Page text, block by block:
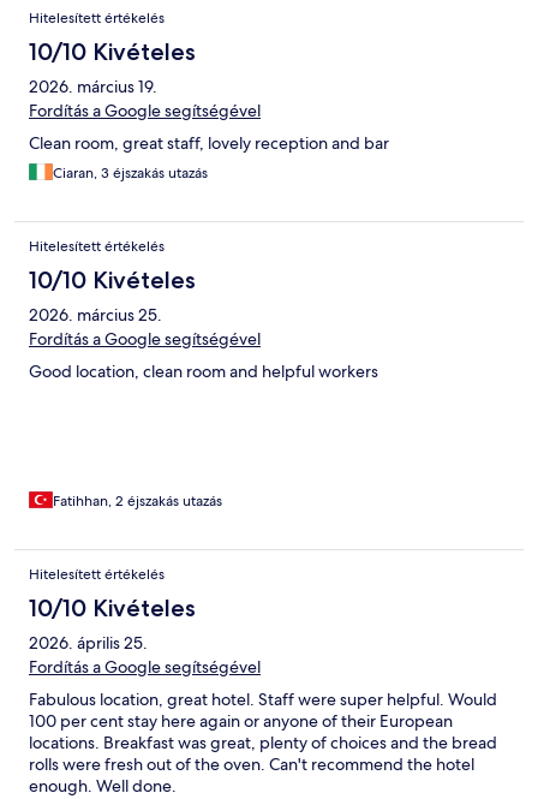
Hitelesített értékelés
10/10 Kivételes
2026. március 19.
Fordítás a Google segítségével
Clean room, great staff, lovely reception and bar
Ciaran, 3 éjszakás utazás
Hitelesített értékelés
10/10 Kivételes
2026. március 25.
Fordítás a Google segítségével
Good location, clean room and helpful workers
Fatihhan, 2 éjszakás utazás
Hitelesített értékelés
10/10 Kivételes
2026. április 25.
Fordítás a Google segítségével
Fabulous location, great hotel. Staff were super helpful. Would
100 per cent stay here again or anyone of their European
locations. Breakfast was great, plenty of choices and the bread
rolls were fresh out of the oven. Can't recommend the hotel
enough. Well done.